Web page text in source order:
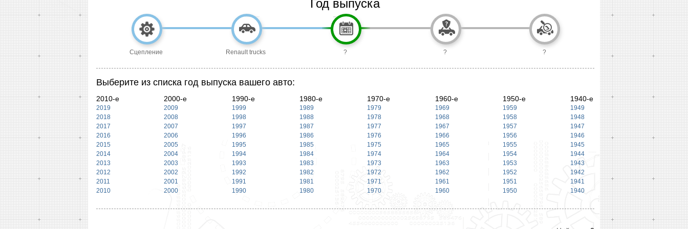
Год выпуска
Сцепление Renault trucks ? ? ?
Выберите из списка год выпуска вашего авто:
2010-е
2019
2018
2017
2016
2015
2014
2013
2012
2011
2010
2000-е
2009
2008
2007
2006
2005
2004
2003
2002
2001
2000
1990-е
1999
1998
1997
1996
1995
1994
1993
1992
1991
1990
1980-е
1989
1988
1987
1986
1985
1984
1983
1982
1981
1980
1970-е
1979
1978
1977
1976
1975
1974
1973
1972
1971
1970
1960-е
1969
1968
1967
1966
1965
1964
1963
1962
1961
1960
1950-е
1959
1958
1957
1956
1955
1954
1953
1952
1951
1950
1940-е
1949
1948
1947
1946
1945
1944
1943
1942
1941
1940